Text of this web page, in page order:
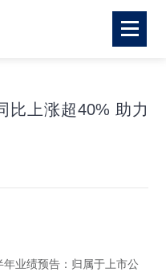
比上涨超40% 助力
业绩预告：归属于上市公